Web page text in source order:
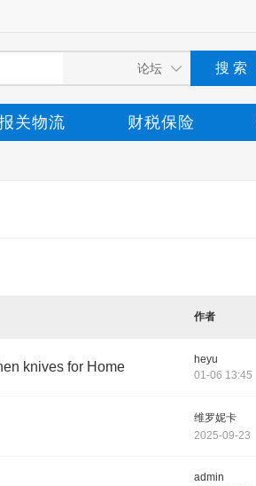
关物流 财税保险
作者
knives for Home
heyu
01-06 13:45
维罗妮卡
2025-09-23
admin